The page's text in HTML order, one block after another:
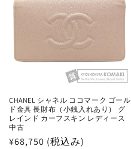
CHANEL シャネル ココマーク ゴール
ド金具 長財布（小銭入れあり） グ
レインド カーフスキン レディース
中古
通
¥68,750 (税込み)